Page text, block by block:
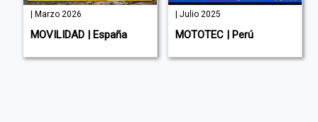
| Marzo 2026
MOVILIDAD | España
| Julio 2025
MOTOTEC | Perú